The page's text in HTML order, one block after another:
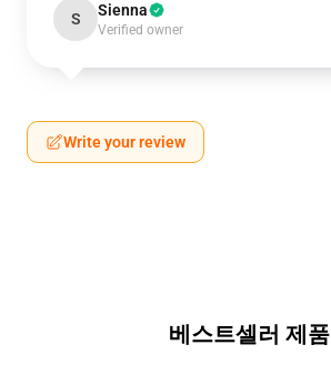
S Sienna
Verified owner
Write your review
베스트셀러 제품